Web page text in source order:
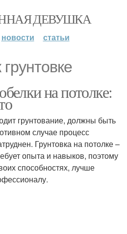
ДЕВУШКА
новости статьи
на потолке:
грунтование, должны быть
случае процесс
Грунтовка на потолке –
опыта и навыков, поэтому
способностях, лучше